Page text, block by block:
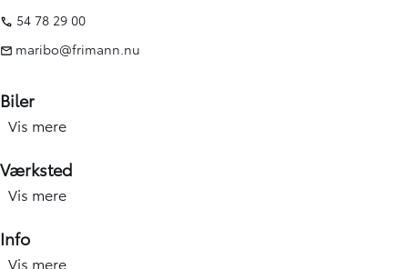
54 78 29 00
maribo@frimann.nu
Biler
Nye biler
Kampagner
Erhverv
Vis mere
Værksted
Værksted forside
Hjulskift & dæk
Vis mere
Info
Vis mere